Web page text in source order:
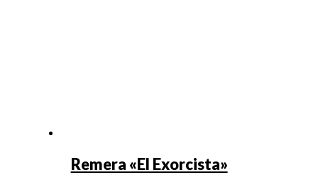
Remera «El Exorcista»